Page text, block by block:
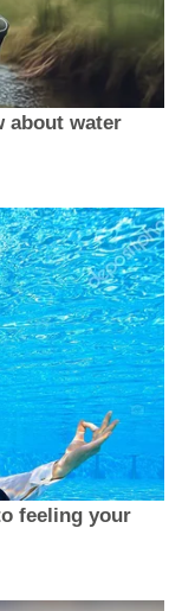
about water
feeling your